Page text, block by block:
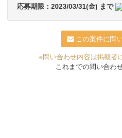
応募期限：2023/03/31(金) まで
この案件に問
※問い合わせ内容は掲載者
これまでの問い合わ